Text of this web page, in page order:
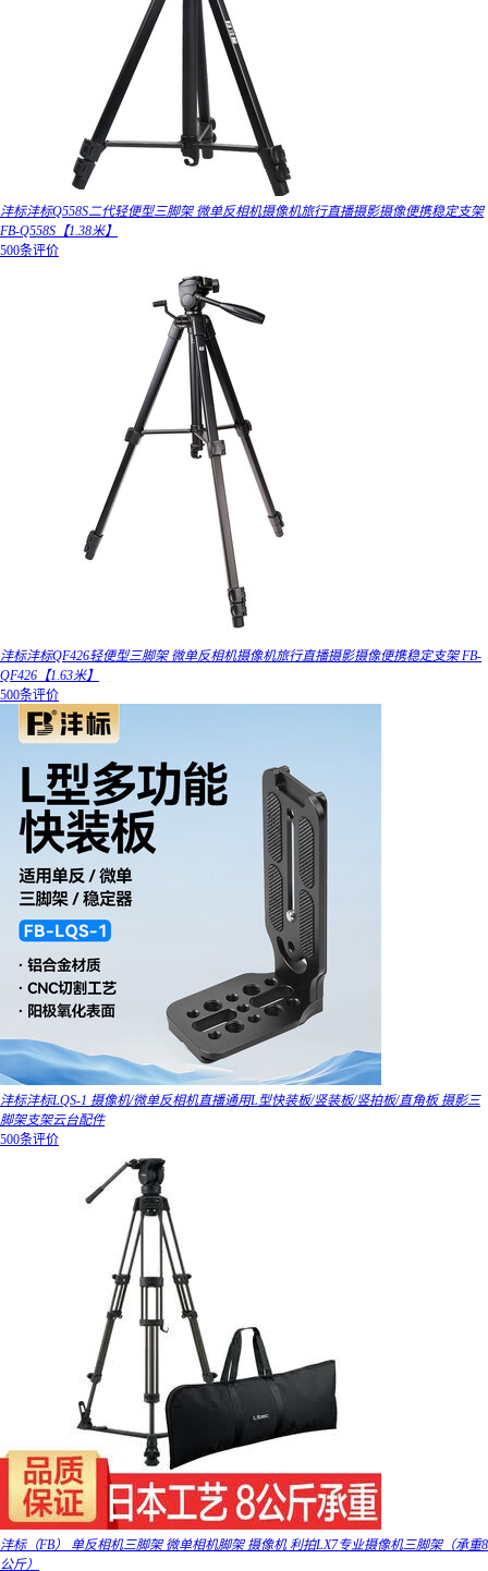
沣标沣标Q558S二代轻便型三脚架 微单反相机摄像机旅行直播摄影摄像便携稳定支架
FB-Q558S【1.38米】
500条评价
沣标沣标QF426轻便型三脚架 微单反相机摄像机旅行直播摄影摄像便携稳定支架 FB-
QF426【1.63米】
500条评价
沣标沣标LQS-1 摄像机/微单反相机直播通用L型快装板/竖装板/竖拍板/直角板 摄影三
脚架支架云台配件
500条评价
沣标（FB） 单反相机三脚架 微单相机脚架 摄像机 利拍LX7专业摄像机三脚架（承重8
公斤）